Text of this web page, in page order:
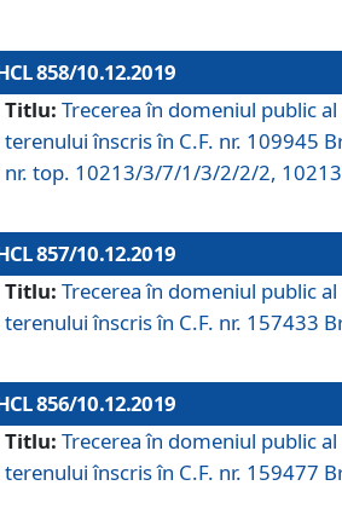
858/10.12.2019
Titlu: Trecerea în domeniul public
terenului înscris în C.F. nr. 109945
nr. top. 10213/3/7/1/3/2/2/2,
857/10.12.2019
Titlu: Trecerea în domeniul public
terenului înscris în C.F. nr. 157433
856/10.12.2019
Titlu: Trecerea în domeniul public
terenului înscris în C.F. nr. 159477